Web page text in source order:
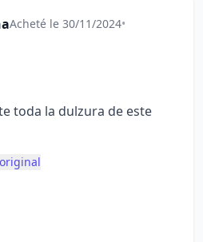
Acheté le 30/11/2024•
toda la dulzura de este